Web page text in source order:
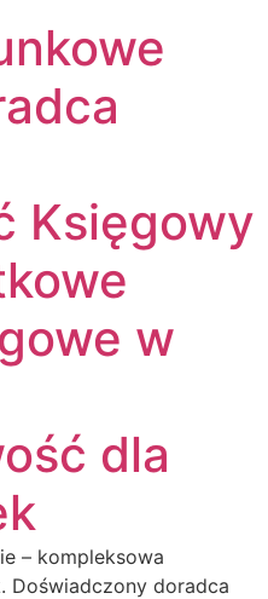
Księgowy
w
dla
– kompleksowa
Doświadczony doradca